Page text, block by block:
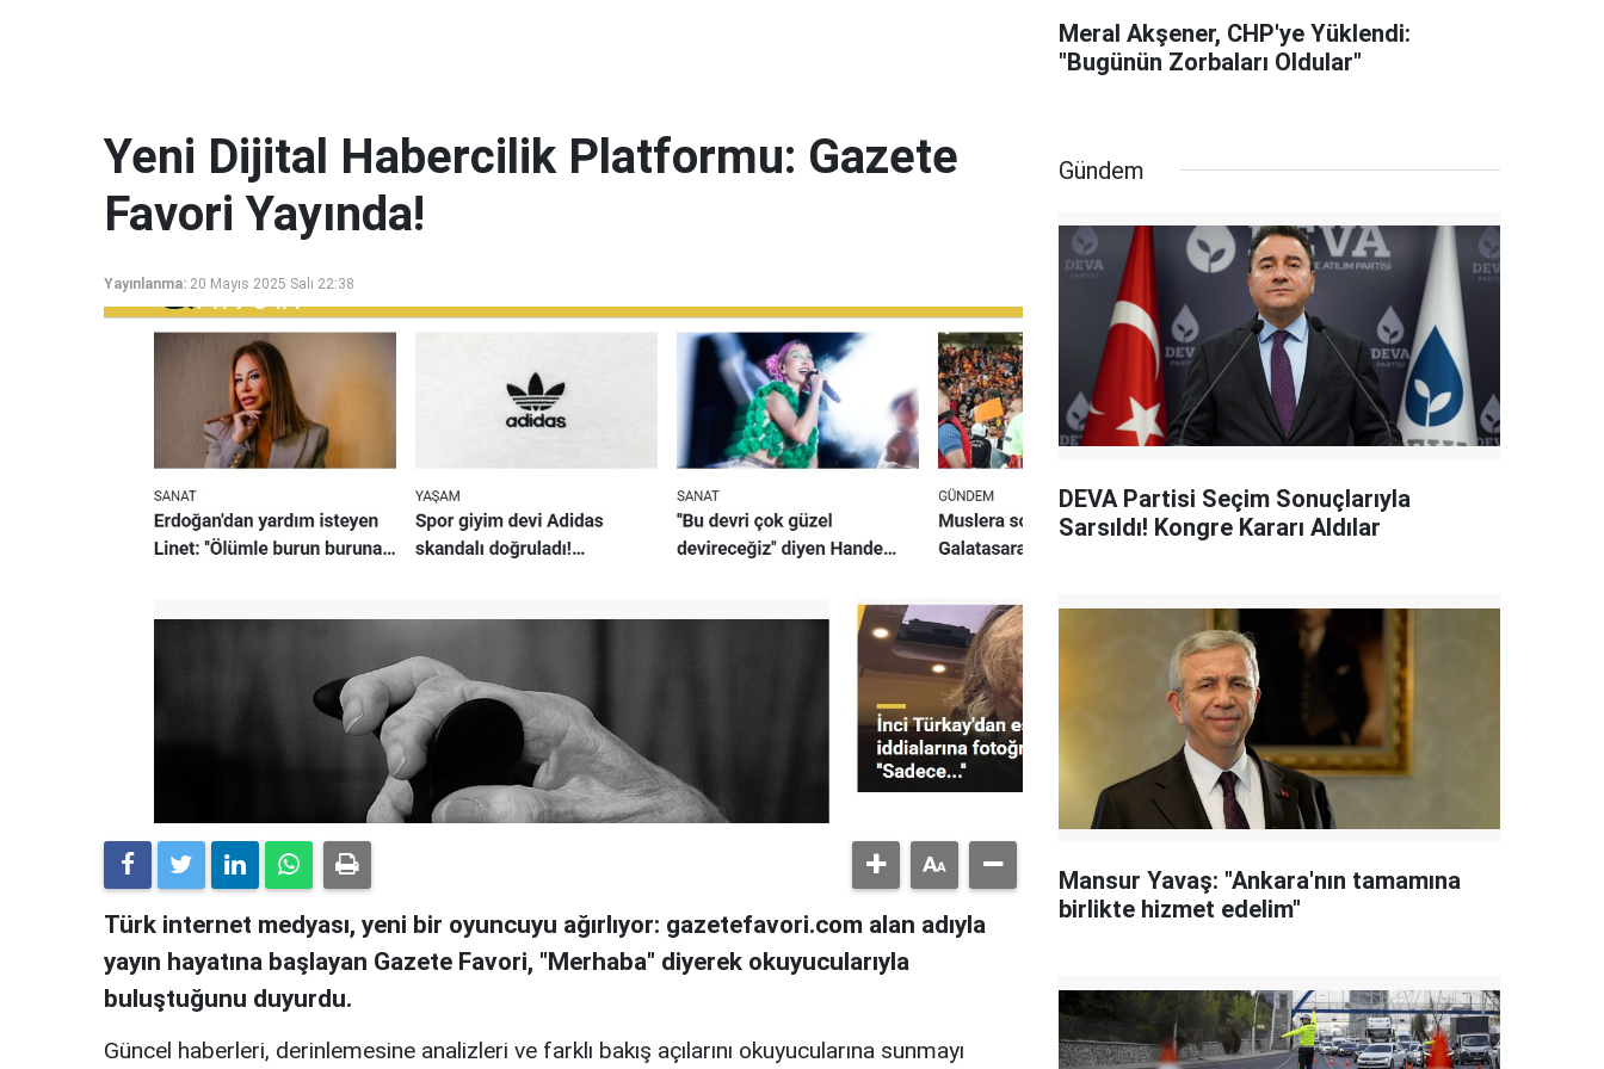
Meral Akşener, CHP'ye Yüklendi:
"Bugünün Zorbaları Oldular"
Yeni Dijital Habercilik Platformu: Gazete
Favori Yayında!
Yayınlanma: 20 Mayıs 2025 Salı 22:38
Türk internet medyası, yeni bir oyuncuyu ağırlıyor: gazetefavori.com alan adıyla
yayın hayatına başlayan Gazete Favori, "Merhaba" diyerek okuyucularıyla
buluştuğunu duyurdu.
Güncel haberleri, derinlemesine analizleri ve farklı bakış açılarını okuyucularına sunmayı
Gündem
DEVA Partisi Seçim Sonuçlarıyla
Sarsıldı! Kongre Kararı Aldılar
Mansur Yavaş: "Ankara'nın tamamına
birlikte hizmet edelim"